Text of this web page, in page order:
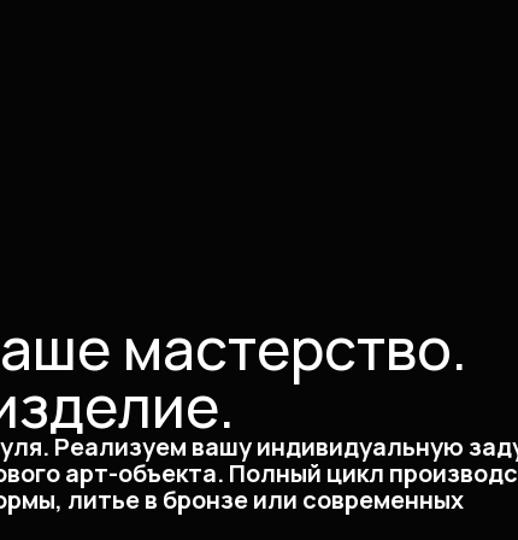
мастерство.
Реализуем вашу индивидуальную
арт-объекта. Полный цикл
литье в бронзе или современных